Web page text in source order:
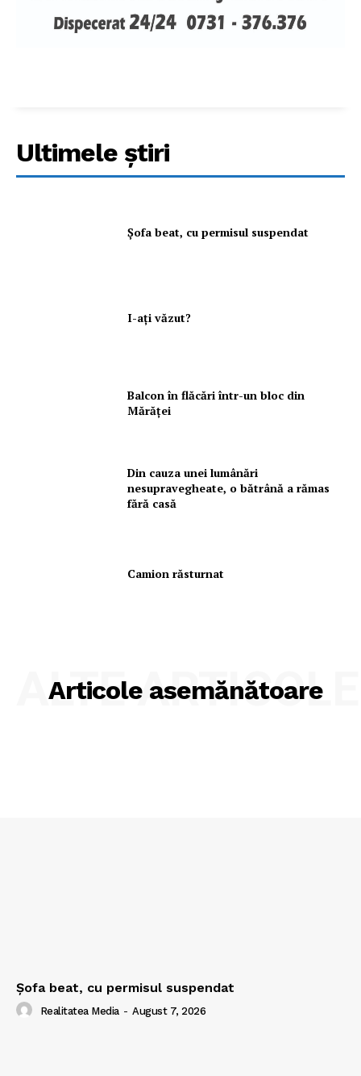
Ultimele ştiri
Şofa beat, cu permisul suspendat
I-aţi văzut?
Balcon în flăcări într-un bloc din
Mărăţei
Din cauza unei lumânări
nesupravegheate, o bătrână a rămas
fără casă
Camion răsturnat
Articole asemănătoare
ALTE ARTICOLE
Şofa beat, cu permisul suspendat
Realitatea Media - August 7, 2026